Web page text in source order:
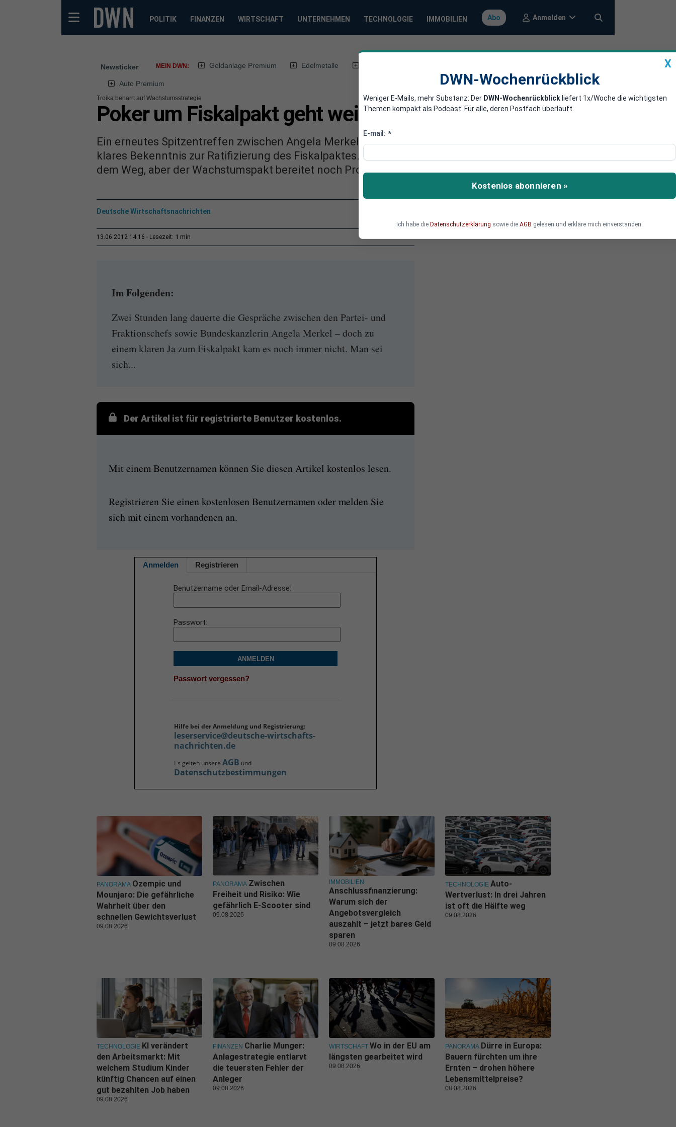
POLITIK FINANZEN WIRTSCHAFT UNTERNEHMEN TECHNOLOGIE IMMOBILIEN Abo Anmelden
Newsticker MEIN DWN: Geldanlage Premium Edelmetalle
Auto Premium
Troika beharrt auf Wachstumsstrategie
Poker um Fiskalpakt geht weiter: Einigung verschoben
Ein erneutes Spitzentreffen zwischen Angela Merkel und der Opposition brachte wieder kein
klares Bekenntnis zur Ratifizierung des Fiskalpaktes. Probleme bei der Finanzsteuer seien aus
dem Weg, aber der Wachstumspakt bereitet noch Probleme.
Deutsche Wirtschaftsnachrichten
13.06.2012 14:16 Lesezeit: 1 min
Im Folgenden:
Zwei Stunden lang dauerte die Gespräche zwischen den Partei- und
Fraktionschefs sowie Bundeskanzlerin Angela Merkel – doch zu
einem klaren Ja zum Fiskalpakt kam es noch immer nicht. Man sei
sich...
Der Artikel ist für registrierte Benutzer kostenlos.
Mit einem Benutzernamen können Sie diesen Artikel kostenlos lesen.
Registrieren Sie einen kostenlosen Benutzernamen oder melden Sie
sich mit einem vorhandenen an.
Anmelden Registrieren
Benutzername oder Email-Adresse
Passwort
ANMELDEN
Passwort vergessen?
Hilfe bei der Anmeldung und Registrierung:
leserservice@deutsche-wirtschafts-
nachrichten.de
Es gelten unsere AGB und
Datenschutzbestimmungen
X
DWN-Wochenrückblick
Weniger E-Mails, mehr Substanz: Der DWN-Wochenrückblick liefert 1x/Woche die wichtigsten
Themen kompakt als Podcast. Für alle, deren Postfach überläuft.
E-mail: *
Kostenlos abonnieren »
Ich habe die Datenschutzerklärung sowie die AGB gelesen und erkläre mich einverstanden.
PANORAMA Ozempic und
Mounjaro: Die gefährliche
Wahrheit über den
schnellen Gewichtsverlust
09.08.2026
PANORAMA Zwischen
Freiheit und Risiko: Wie
gefährlich E-Scooter sind
09.08.2026
IMMOBILIEN
Anschlussfinanzierung:
Warum sich der
Angebotsvergleich
auszahlt – jetzt bares Geld
sparen
09.08.2026
TECHNOLOGIE Auto-
Wertverlust: In drei Jahren
ist oft die Hälfte weg
09.08.2026
TECHNOLOGIE KI verändert
den Arbeitsmarkt: Mit
welchem Studium Kinder
künftig Chancen auf einen
gut bezahlten Job haben
09.08.2026
FINANZEN Charlie Munger:
Anlagestrategie entlarvt
die teuersten Fehler der
Anleger
09.08.2026
WIRTSCHAFT Wo in der EU am
längsten gearbeitet wird
09.08.2026
PANORAMA Dürre in Europa:
Bauern fürchten um ihre
Ernten – drohen höhere
Lebensmittelpreise?
08.08.2026